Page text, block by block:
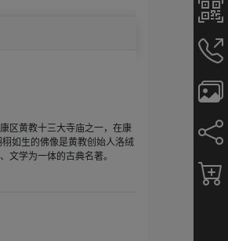
区黄教十三大寺庙之一，在康
如生的佛像是黄教创始人洛绒
文学为一体的古典名著。